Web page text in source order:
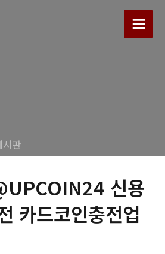
Main
시판
신용
카드코인충전업